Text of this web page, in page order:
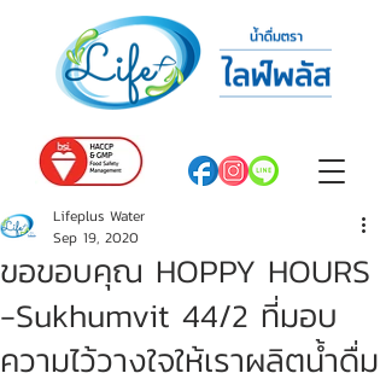
ขอขอบคุณ HOPPY HOURS
-Sukhumvit 44/2 ที่มอบ
ความไว้วางใจให้เราผลิตน้ำดื่ม
Lifeplus Water
Sep 19, 2020